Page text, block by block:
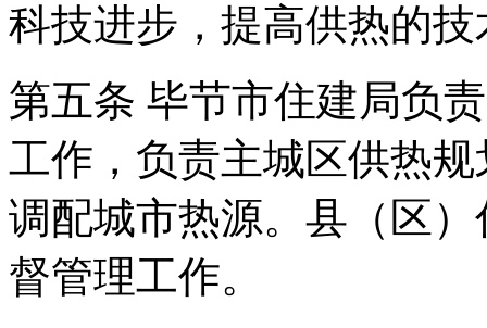
科技进步，提高供热的
第五条 毕节市住建局负
工作，负责主城区供热
调配城市热源。县（区
督管理工作。